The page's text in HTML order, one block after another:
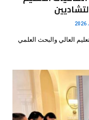
العالي والبحث العلمي